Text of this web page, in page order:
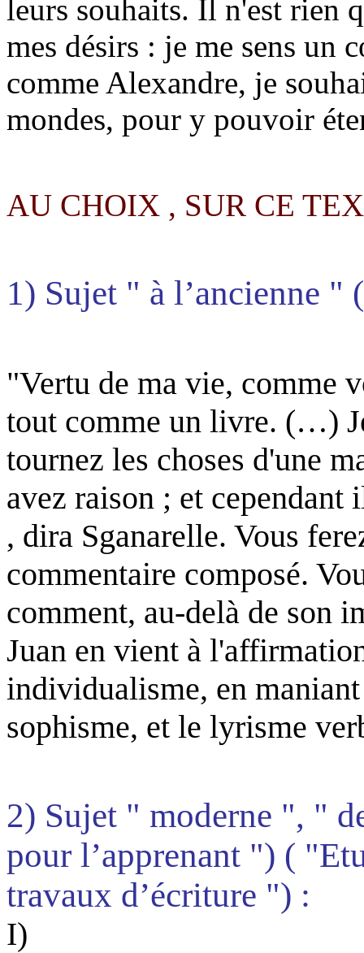
leurs souhaits. Il n'est rien
mes désirs : je me sens un
comme Alexandre, je
mondes, pour y pouvoir
AU CHOIX , SUR CE
1) Sujet " à l’ancienne "
"Vertu de ma vie, comme
tout comme un livre. (…)
tournez les choses d'une
avez raison ; et cependant
, dira Sganarelle. Vous
commentaire composé.
comment, au-delà de son
Juan en vient à
individualisme, en
sophisme, et le lyrisme
2) Sujet " moderne ", "
pour l’apprenant ") (
travaux d’écriture ") :
I)